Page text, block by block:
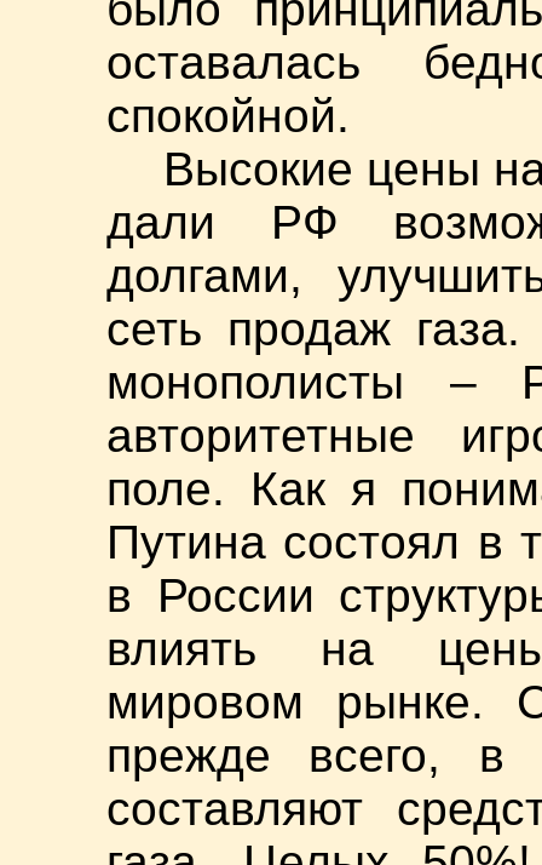
оставалась
спокойной.
Высокие цены
дали РФ
долгами,
сеть продаж
монополисты –
авторитетные
поле. Как я
Путина состоял в
в России
влиять на
мировом рынке.
прежде всего,
составляют